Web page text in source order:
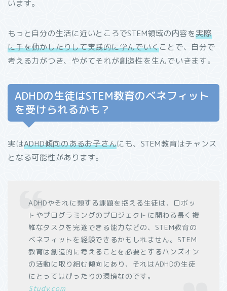
います。
もっと自分の生活に近いところでSTEM領域の内容を実際
に手を動かしたりして実践的に学んでいくことで、自分で
考える力がつき、やがてそれが創造性を生んでいきます。
ADHDの生徒はSTEM教育のベネフィット
を受けられるかも？
実はADHD傾向のあるお子さんにも、STEM教育はチャンス
となる可能性があります。
ADHDやそれに類する課題を抱える生徒は、ロボッ
トやプログラミングのプロジェクトに関わる長く複
雑なタスクを完遂できる能力などの、STEM教育の
ベネフィットを経験できるかもしれません。STEM
教育は創造的に考えることを必要とするハンズオン
の活動に取り組む傾向にあり、それはADHDの生徒
にとってはぴったりの環境なのです。
Study.com